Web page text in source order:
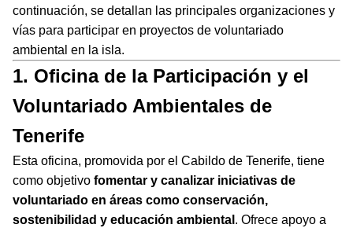
continuación, se detallan las principales organizaciones y
vías para participar en proyectos de voluntariado
ambiental en la isla.
1. Oficina de la Participación y el
Voluntariado Ambientales de
Tenerife
Esta oficina, promovida por el Cabildo de Tenerife, tiene
como objetivo fomentar y canalizar iniciativas de
voluntariado en áreas como conservación,
sostenibilidad y educación ambiental . Ofrece apoyo a